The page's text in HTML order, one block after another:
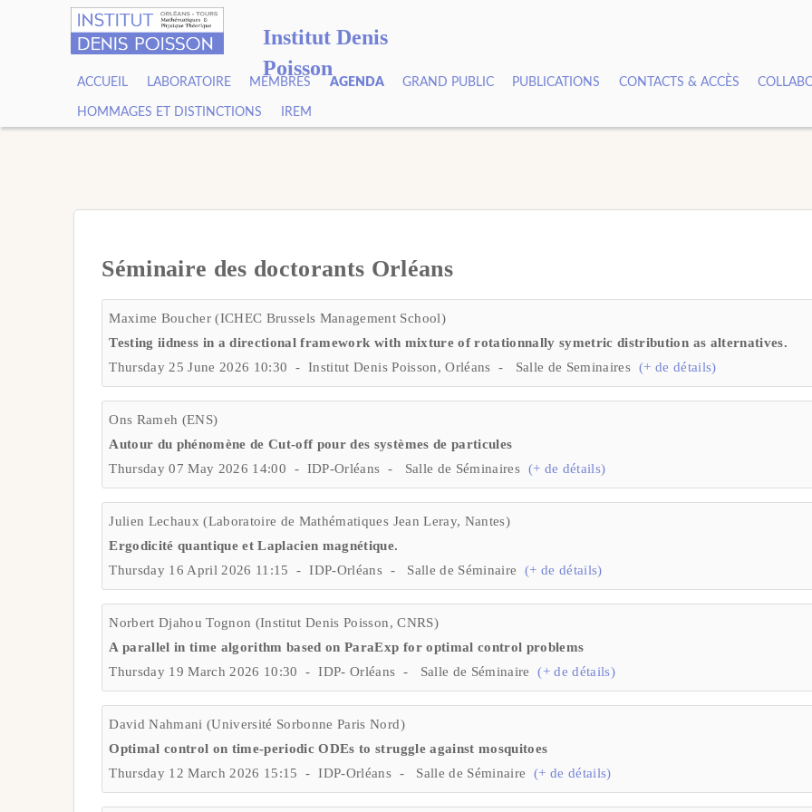
Institut Denis
Poisson
ACCUEIL LABORATOIRE MEMBRES AGENDA GRAND PUBLIC PUBLICATIONS CONTACTS & ACCÈS
HOMMAGES ET DISTINCTIONS IREM
Séminaire des doctorants Orléans
Maxime Boucher (ICHEC Brussels Management School)
Testing iidness in a directional framework with mixture of rotationnally symetric distribution as alternatives.
Thursday 25 June 2026 10:30 - Institut Denis Poisson, Orléans - Salle de Seminaires (+ de détails)
Ons Rameh (ENS)
Autour du phénomène de Cut-off pour des systèmes de particules
Thursday 07 May 2026 14:00 - IDP-Orléans - Salle de Séminaires (+ de détails)
Julien Lechaux (Laboratoire de Mathématiques Jean Leray, Nantes)
Ergodicité quantique et Laplacien magnétique.
Thursday 16 April 2026 11:15 - IDP-Orléans - Salle de Séminaire(+ de détails)
Norbert Djahou Tognon (Institut Denis Poisson, CNRS)
A parallel in time algorithm based on ParaExp for optimal control problems
Thursday 19 March 2026 10:30 - IDP- Orléans - Salle de Séminaire(+ de détails)
David Nahmani (Université Sorbonne Paris Nord)
Optimal control on time-periodic ODEs to struggle against mosquitoes
Thursday 12 March 2026 15:15 - IDP-Orléans - Salle de Séminaire(+ de détails)